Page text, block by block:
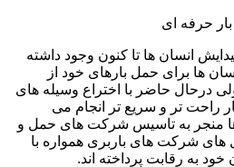
حرفه ای
انسان ها تا کنون وجود داشته
ها برای حمل بارهای خود از
درحال حاضر با اختراع وسیله های
راحت تر و سریع تر انجام می
ها منجر به تاسیس شرکت های حمل و
شرکت های باربری همواره با
خود به رقابت پرداخته اند.